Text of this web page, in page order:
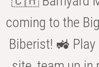
coming to the
Biberist! 🚜